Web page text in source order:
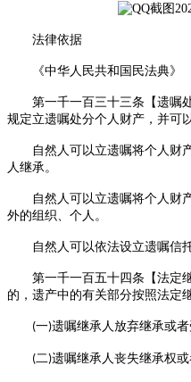
法律依据
《中华人民共和国民法典》
第一千一百三十三条【遗嘱
规定立遗嘱处分个人财产，并可
自然人可以立遗嘱将个人财
人继承。
自然人可以立遗嘱将个人财
外的组织、个人。
自然人可以依法设立遗嘱信托
第一千一百五十四条【法定
的，遗产中的有关部分按照法定
(一)遗嘱继承人放弃继承或
( 二 )遗嘱继承人丧失继承权